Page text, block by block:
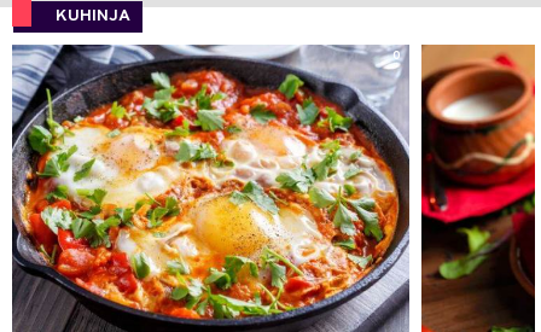
KUHINJA
0